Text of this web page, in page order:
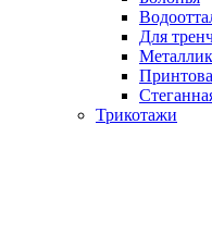
Для
Металлик
Трикотажи